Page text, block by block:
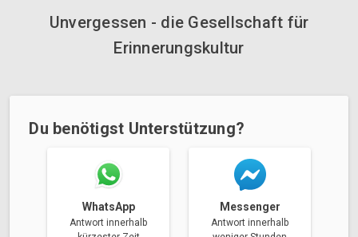
Unvergessen - die Gesellschaft für
Erinnerungskultur
Du benötigst Unterstützung?
WhatsApp
Antwort innerhalb
Messenger
Antwort innerhalb